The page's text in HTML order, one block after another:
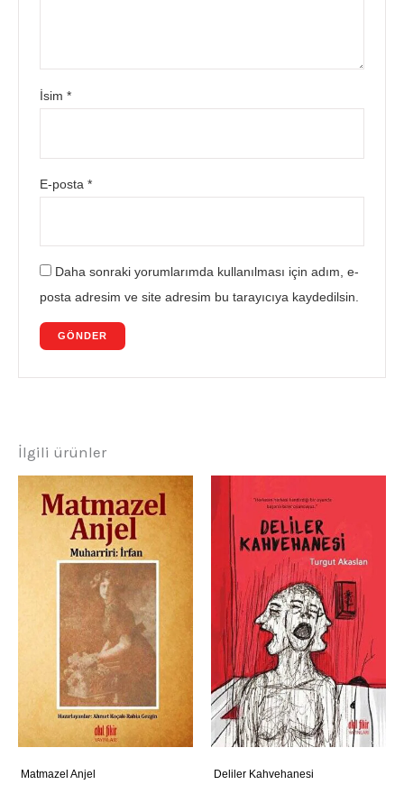
İsim*
E-posta*
Daha sonraki yorumlarımda kullanılması için adım, e-
posta adresim ve site adresim bu tarayıcıya kaydedilsin.
İlgili ürünler
Matmazel Anjel Deliler Kahvehanesi